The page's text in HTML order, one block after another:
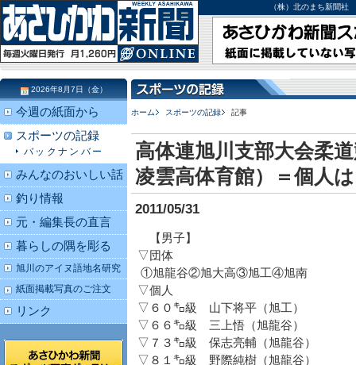
（株）北のまち新聞
ホーム スポーツの記録 記事
高体連旭川支部大会柔
凌雲高体育館）＝個人
2011/05/31
【男子】
▽団体
①旭龍谷②旭大高③旭工④旭南
▽個人
▽６０㌔級 山下将平（旭工）
▽６６㌔級 三上悟（旭龍谷）
▽７３㌔級 保志亮輔（旭龍谷）
▽８１㌔級 野際純樹（旭龍谷）
2026年8月7日（金）
今週の紙面から
スポーツの記録
バックナンバー
みんなのおいしい話
釣り情報
元・編集長の直言
暮らしの隅を彫る
旭川のアイヌ語地名研究
紙面掲載写真のご注文
リンク